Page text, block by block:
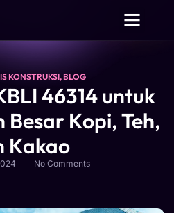
KONSTRUKSI,BLOG
46314 untuk
Kopi, Teh,
Kakao
No Comments